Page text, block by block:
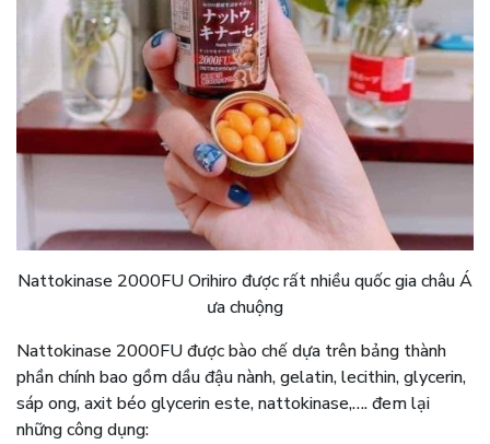
Nattokinase 2000FU Orihiro được rất nhiều quốc gia châu Á
ưa chuộng
Nattokinase 2000FU được bào chế dựa trên bảng thành
phần chính bao gồm dầu đậu nành, gelatin, lecithin, glycerin,
sáp ong, axit béo glycerin este, nattokinase,…. đem lại
những công dụng: